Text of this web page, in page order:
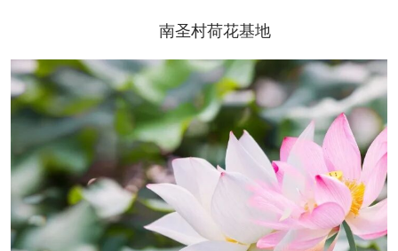
南圣村荷花基地